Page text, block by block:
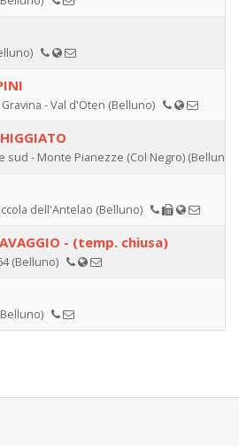
- Val d'Oten (Belluno)
sud - Monte Pianezze (Col Negro)
dell'Antelao (Belluno)
- (temp. chiusa)
(Belluno)